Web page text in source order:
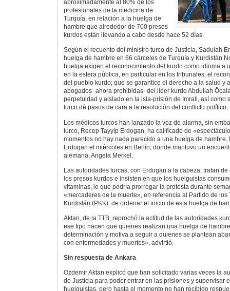
aproximadamente al 80% de los
profesionales de la medicina de
Turquía, en relación a la huelga de
hambre que alrededor de 700 presos
kurdos están llevando a cabo desde hace 52 días.
Según el recuento del ministro turco de Justicia, Sadulah
huelga de hambre en 66 cárceles de Turquía y Kurdistán
huelga exigen el reconocimiento del kurdo como idioma a
en la esfera pública, en particular en los tribunales; el
del pueblo kurdo; que se garantice el derecho a la salud y
abogados -ahora prohibidas- del líder kurdo Abdullah
perpetuidad y aislado en la isla-prisión de Imrali, así como
turco dé pasos de cara a la resolución del conflicto político.
Los médicos turcos han lanzado la voz de alarma, sin
turco, Recep Tayyip Erdogan, ha calificado de
momentos no hay nada parecido a una huelga de hambre.
Erdogan el miércoles en Berlín, donde mantuvo un
alemana, Angela Merkel.
Las autoridades turcas, con Erdogan a la cabeza, tratan
los presos kurdos e insisten en que los huelguistas
vitaminas, lo que podría prorrogar la protesta durante
«mercaderes de la muerte», en referencia al Partido de los
Kurdistán (PKK), de ordenar el inicio de esta huelga de
Aktan, de la TTB, reprochó la actitud de las autoridades
ese tipo hacen que quienes realizan una huelga de
determinación y motiva a seguir a quienes se plantean
con enfermedades y muertes», advirtió.
Sin respuesta de Ankara
Ozdemir Aktan explicó que han solicitado varias veces la
de Justicia para poder entrar en las prisiones y supervisar
huelguistas, pero hasta el momento no han recibido